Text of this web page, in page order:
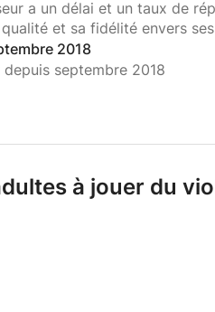
a un délai et un taux de
et sa fidélité envers
2018
depuis septembre 2018
à jouer du